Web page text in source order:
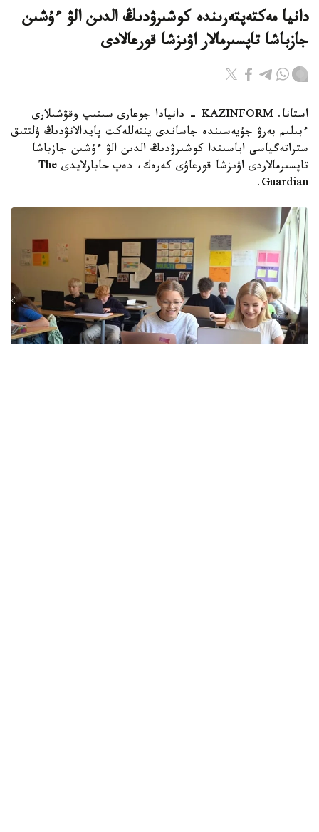
دانيا مەكتەپتەرىندە كوشىرۋدىڭ الدىن الۋ ءۇشىن
جازباشا تاپسىرمالار اۋىزشا قورعالادى
استانا. KAZINFORM - دانيادا جوعارى سىنىپ وقۋشىلارى
ءبىلىم بەرۋ جۇيەسىندە جاساندى ينتەللەكت پايدالانۋدىڭ ۇلتتىق
ستراتەگياسى اياسىندا كوشىرۋدىڭ الدىن الۋ ءۇشىن جازباشا
تاپسىرمالاردى اۋىزشا قورعاۋى كەرەك، دەپ حابارلايدى The
Guardian.